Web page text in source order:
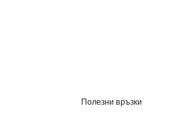
Полезни връзки